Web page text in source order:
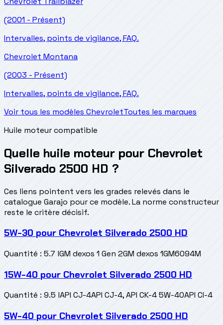
(2001 - Présent)
Intervalles, points de vigilance, FAQ.
Chevrolet Montana
(2003 - Présent)
Intervalles, points de vigilance, FAQ.
Voir tous les modèles ChevroletToutes les marques
Huile moteur compatible
Quelle huile moteur pour Chevrolet
Silverado 2500 HD ?
Ces liens pointent vers les grades relevés dans le
catalogue Garajo pour ce modèle. La norme constructeur
reste le critère décisif.
5W-30 pour Chevrolet Silverado 2500 HD
Quantité : 5.7 lGM dexos 1 Gen 2GM dexos 1GM6094M
15W-40 pour Chevrolet Silverado 2500 HD
Quantité : 9.5 lAPI CJ-4API CJ-4, API CK-4 5W-40API CI-4
5W-40 pour Chevrolet Silverado 2500 HD